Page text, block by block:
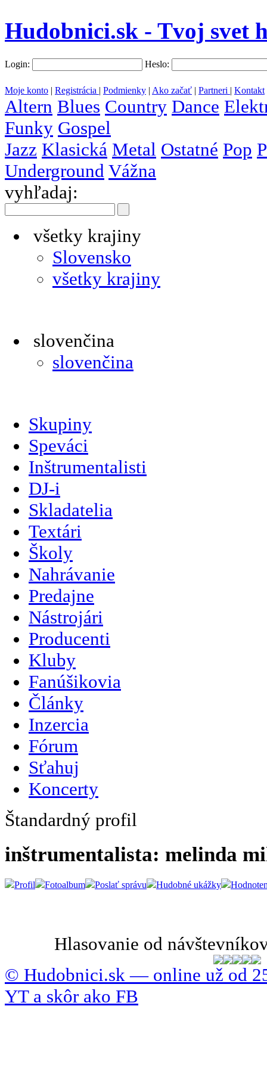
Hudobnici.sk - Tvoj svet
Login: Heslo:
Moje konto | Registrácia | Podmienky | Ako začať | Partneri | Kontakt
Altern Blues Country Dance
Funky Gospel
Jazz Klasická Metal Ostatné Pop
Underground Vážna
vyhľadaj:
všetky krajiny
Slovensko
všetky krajiny
slovenčina
slovenčina
Skupiny
Speváci
Inštrumentalisti
DJ-i
Skladatelia
Textári
Školy
Nahrávanie
Predajne
Nástrojári
Producenti
Kluby
Fanúšikovia
Články
Inzercia
Fórum
Sťahuj
Koncerty
Štandardný profil
inštrumentalista: melinda
Profil Fotoalbum Poslať správu Hudobné ukážky
Hlasovanie od
© Hudobnici.sk — online už od
YT a skôr ako FB